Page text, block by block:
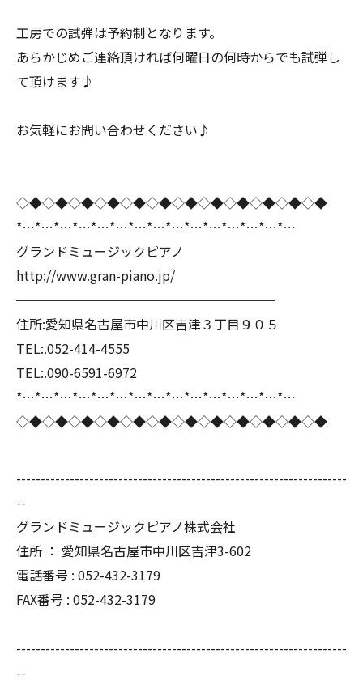
工房での試弾は予約制となります。
あらかじめご連絡頂ければ何曜日の何時からでも試弾し
て頂けます♪
お気軽にお問い合わせください♪
◇◆◇◆◇◆◇◆◇◆◇◆◇◆◇◆◇◆◇◆◇◆◇◆
*…*…*…*…*…*…*…*…*…*…*…*…*…*…*…
グランドミュージックピアノ
http://www.gran-piano.jp/
━━━━━━━━━━━━━━━━━━━━
住所:愛知県名古屋市中川区吉津３丁目９０５
TEL:.052-414-4555
TEL:.090-6591-6972
*…*…*…*…*…*…*…*…*…*…*…*…*…*…*…
◇◆◇◆◇◆◇◆◇◆◇◆◇◆◇◆◇◆◇◆◇◆◇◆
--------------------------------------------------------------------
--
グランドミュージックピアノ株式会社
住所 ： 愛知県名古屋市中川区吉津3-602
電話番号 : 052-432-3179
FAX番号 : 052-432-3179
--------------------------------------------------------------------
--